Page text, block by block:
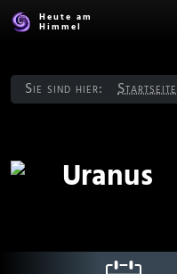
Heute am
Himmel
Sie sind hier: Startseite
Uranus